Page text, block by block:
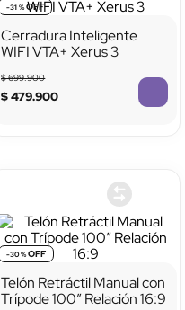
-31 %
Cerradura Inteligente
WIFI VTA+ Xerus 3
$699.900
$479.900
-30 %
Telón Retráctil Manual con
Trípode 100” Relación 16:9